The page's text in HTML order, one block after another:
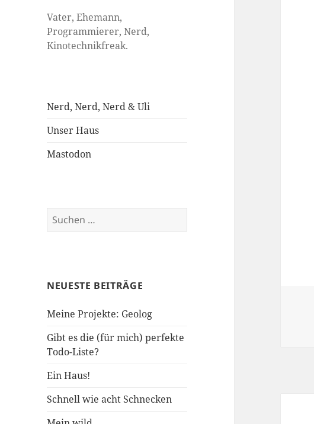
Vater, Ehemann,
Programmierer, Nerd,
Kinotechnikfreak.
Nerd, Nerd, Nerd & Uli
Unser Haus
Mastodon
Suchen
nach:
NEUESTE BEITRÄGE
Meine Projekte: Geolog
Gibt es die (für mich) perfekte
Todo-Liste?
Ein Haus!
Schnell wie acht Schnecken